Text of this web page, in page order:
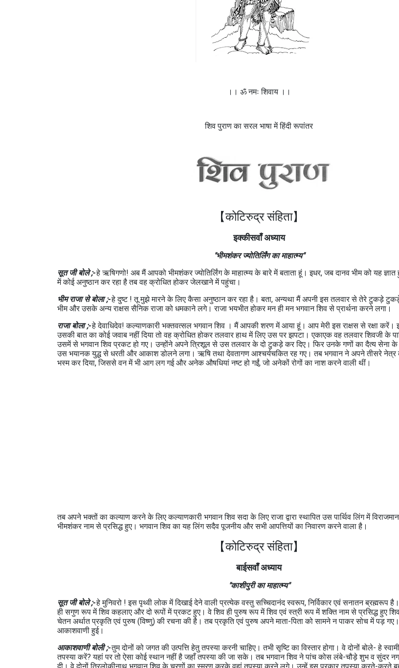
।। ॐ नमः शिवाय ।।
शिव पुराण का सरल भाषा में हिंदी रूपांतर
【कोटिरुद्र संहिता】
इक्कीसवाँ अध्याय
"भीमशंकर ज्योतिर्लिंग का माहात्म्य"
सूत जी बोले ;-हे ऋषिगणो! अब मैं आपको भीमशंकर ज्योतिर्लिंग के माहात्म्य के बारे में बताता हूं। इधर, जब दानव भीम को यह
में कोई अनुष्ठान कर रहा है तब वह क्रोधित होकर जेलखाने में पहुंचा।
भीम राजा से बोला ;-हे दुष्ट ! तू मुझे मारने के लिए कैसा अनुष्ठान कर रहा है। बता, अन्यथा मैं अपनी इस तलवार से तेरे टुकड़े
भीम और उसके अन्य राक्षस सैनिक राजा को धमकाने लगे। राजा भयभीत होकर मन ही मन भगवान शिव से प्रार्थना करने लगा।
राजा बोला ;-हे देवाधिदेव! कल्याणकारी भक्तवत्सल भगवान शिव । मैं आपकी शरण में आया हूं। आप मेरी इस राक्षस से रक्षा करें।
उसकी बात का कोई जवाब नहीं दिया तो वह क्रोधित होकर तलवार हाथ में लिए उस पर झपटा। एकाएक वह तलवार शिवजी के
उसमें से भगवान शिव प्रकट हो गए। उन्होंने अपने त्रिशूल से उस तलवार के दो टुकड़े कर दिए। फिर उनके गणों का दैत्य सेना के
उस भयानक युद्ध से धरती और आकाश डोलने लगा। ऋषि तथा देवतागण आश्चर्यचकित रह गए। तब भगवान ने अपने तीसरे नेत्र
भस्म कर दिया, जिससे वन में भी आग लग गई और अनेक औषधियां नष्ट हो गईं, जो अनेकों रोगों का नाश करने वाली थीं।
तब अपने भक्तों का कल्याण करने के लिए कल्याणकारी भगवान शिव सदा के लिए राजा द्वारा स्थापित उस पार्थिव लिंग में
भीमशंकर नाम से प्रसिद्ध हुए। भगवान शिव का यह लिंग सदैव पूजनीय और सभी आपत्तियों का निवारण करने वाला है।
【कोटिरुद्र संहिता】
बाईसवाँ अध्याय
"काशीपुरी का माहात्म्य"
सूत जी बोले ;-हे मुनिवरो ! इस पृथ्वी लोक में दिखाई देने वाली प्रत्येक वस्तु सच्चिदानंद स्वरूप, निर्विकार एवं सनातन ब्रह्मरूप है।
ही सगुण रूप में शिव कहलाए और दो रूपों में प्रकट हुए। वे शिव ही पुरुष रूप में शिव एवं स्त्री रूप में शक्ति नाम से प्रसिद्ध हुए
चेतन अर्थात प्रकृति एवं पुरुष (विष्णु) की रचना की है। तब प्रकृति एवं पुरुष अपने माता-पिता को सामने न पाकर सोच में पड़
आकाशवाणी हुई।
आकाशवाणी बोली ;-तुम दोनों को जगत की उत्पत्ति हेतु तपस्या करनी चाहिए। तभी सृष्टि का विस्तार होगा। वे दोनों बोले- हे
तपस्या करें? यहां पर तो ऐसा कोई स्थान नहीं है जहाँ तपस्या की जा सके। तब भगवान शिव ने पांच कोस लंबे-चौड़े शुभ व सुंदर